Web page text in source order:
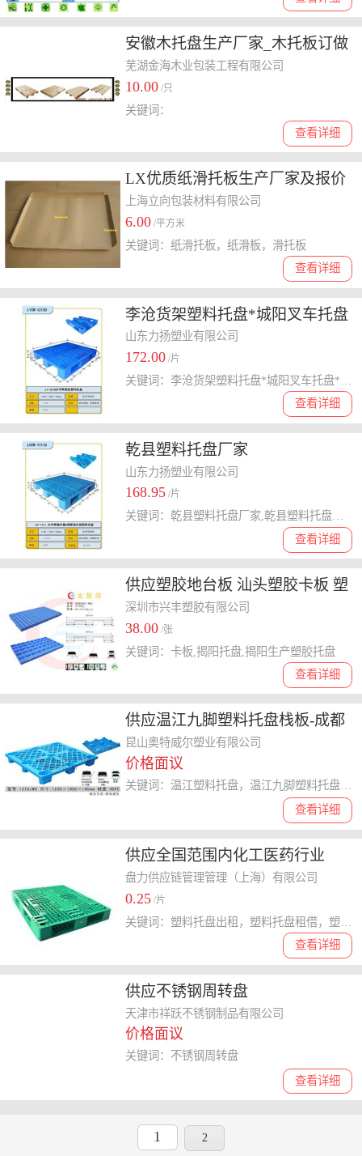
安徽木托盘生产厂家_木托板订做
芜湖金海木业包装工程有限公司
10.00 /只
查看详细
关键词：
LX优质纸滑托板生产厂家及报价
上海立向包装材料有限公司
6.00 /平方米
查看详细
关键词：纸滑托板，纸滑板，滑托板
李沧货架塑料托盘*城阳叉车托盘
*胶州垃圾桶价格
山东力扬塑业有限公司
172.00 /片
查看详细
关键词：李沧货架塑料托盘*城阳叉车托盘*胶州垃圾桶价格
乾县塑料托盘厂家
山东力扬塑业有限公司
168.95 /片
查看详细
关键词：乾县塑料托盘厂家,乾县塑料托盘价格,乾县塑料托盘厂家,
供应塑胶地台板 汕头塑胶卡板 塑
料托盘
深圳市兴丰塑胶有限公司
38.00 /张
查看详细
关键词：卡板,揭阳托盘,揭阳生产塑胶托盘
供应温江九脚塑料托盘栈板-成都
塑料托盘厂家
昆山奥特威尔塑业有限公司
价格面议
查看详细
供应全国范围内化工医药行业
1311塑料托盘出租 全国一提供
1311塑料托盘出租的租赁厂家
盘力供应链管理管理（上海）有限公司
0.25 /片
查看详细
供应不锈钢周转盘
天津市祥跃不锈钢制品有限公司
价格面议
查看详细
关键词：不锈钢周转盘
1 2